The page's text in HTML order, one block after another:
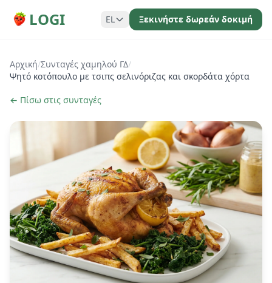
LOGI EL Ξεκινήστε δωρεάν δοκιμή
Αρχική/Συνταγές χαμηλού ΓΔ/
Ψητό κοτόπουλο με τσιπς σελινόριζας και σκορδάτα χόρτα
← Πίσω στις συνταγές